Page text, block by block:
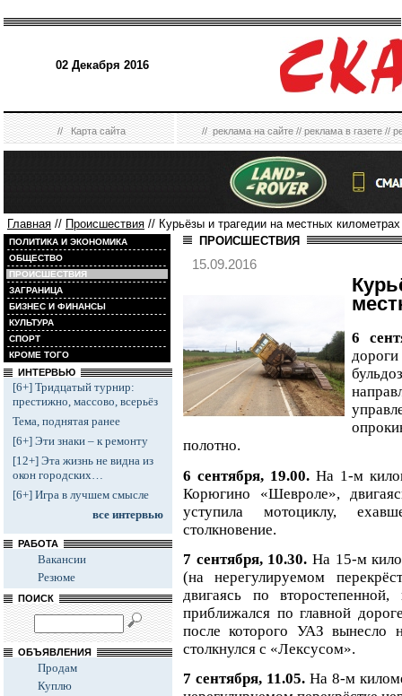
02 Декабря 2016
//Карта сайта //реклама на сайте//реклама в газете//
Главная // Происшествия // Курьёзы и трагедии на местных
ПОЛИТИКА И ЭКОНОМИКА
ОБЩЕСТВО
ПРОИСШЕСТВИЯ
ЗАГРАНИЦА
БИЗНЕС И ФИНАНСЫ
КУЛЬТУРА
СПОРТ
КРОМЕ ТОГО
ИНТЕРВЬЮ
[6+] Тридцатый турнир:
престижно, массово, всерьёз
Тема, поднятая ранее
[6+] Эти знаки – к ремонту
[12+] Эта жизнь не видна из
окон городских…
[6+] Игра в лучшем смысле
все интервью
РАБОТА
Вакансии
Резюме
ПОИСК
ОБЪЯВЛЕНИЯ
Продам
Куплю
ПРОИСШЕСТВИЯ
15.09.2016
6
полотно.
6 сентября, 19.00. На 1-м
Корюгино «Шевроле»,
уступила мотоциклу,
столкновение.
7 сентября, 10.30. На 15-м
(на нерегулируемом
двигаясь по
приближался по главной
после которого УАЗ вынесло
столкнулся с «Лексусом».
7 сентября, 11.05. На 8-м